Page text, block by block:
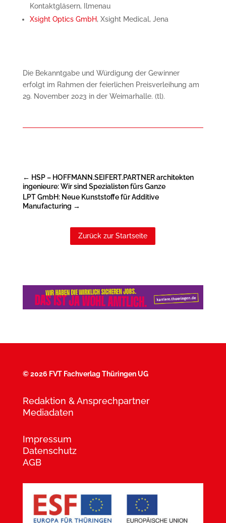
Kontaktgläsern, Ilmenau
Xsight Optics GmbH, Xsight Medical, Jena
Die Bekanntgabe und Würdigung der Gewinner
erfolgt im Rahmen der feierlichen Preisverleihung am
29. November 2023 in der Weimarhalle. (tl).
← HSP – HOFFMANN.SEIFERT.PARTNER architekten
ingenieure: Wir sind Spezialisten fürs Ganze
LPT GmbH: Neue Kunststoffe für Additive
Manufacturing →
Zurück zur Startseite
©2026 FVT Fachverlag Thüringen UG
Redaktion & Ansprechpartner
Mediadaten
Impressum
Datenschutz
AGB